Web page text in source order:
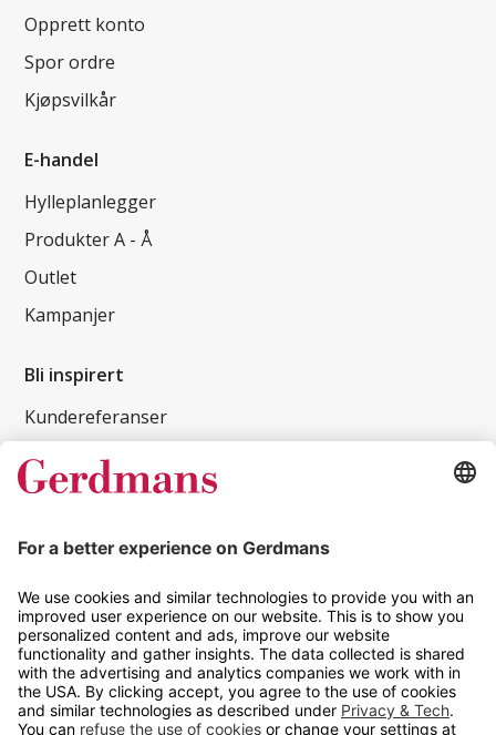
Opprett konto
Spor ordre
Kjøpsvilkår
E-handel
Hylleplanlegger
Produkter A - Å
Outlet
Kampanjer
Bli inspirert
Kundereferanser
Magasin
Tips og guider
Kontakt
info@gerdmans.no
67 80 56 20
Åpningstid
Hverdager 08:00-16:00